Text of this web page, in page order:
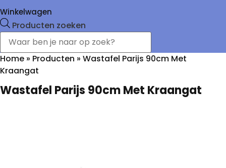
Winkelwagen
Producten zoeken
Home » Producten » Wastafel Parijs 90cm Met
Kraangat
Wastafel Parijs 90cm Met Kraangat